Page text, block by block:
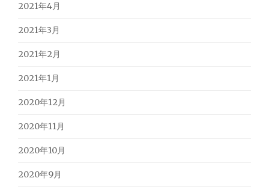
2021年4月
2021年3月
2021年2月
2021年1月
2020年12月
2020年11月
2020年10月
2020年9月